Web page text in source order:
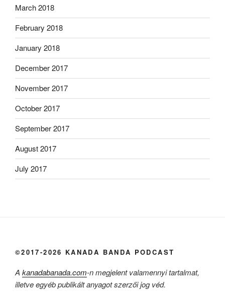
March 2018
February 2018
January 2018
December 2017
November 2017
October 2017
September 2017
August 2017
July 2017
©2017-2026 KANADA BANDA PODCAST
A kanadabanada.com-n megjelent valamennyi tartalmat,
illetve egyéb publikált anyagot szerzői jog véd.